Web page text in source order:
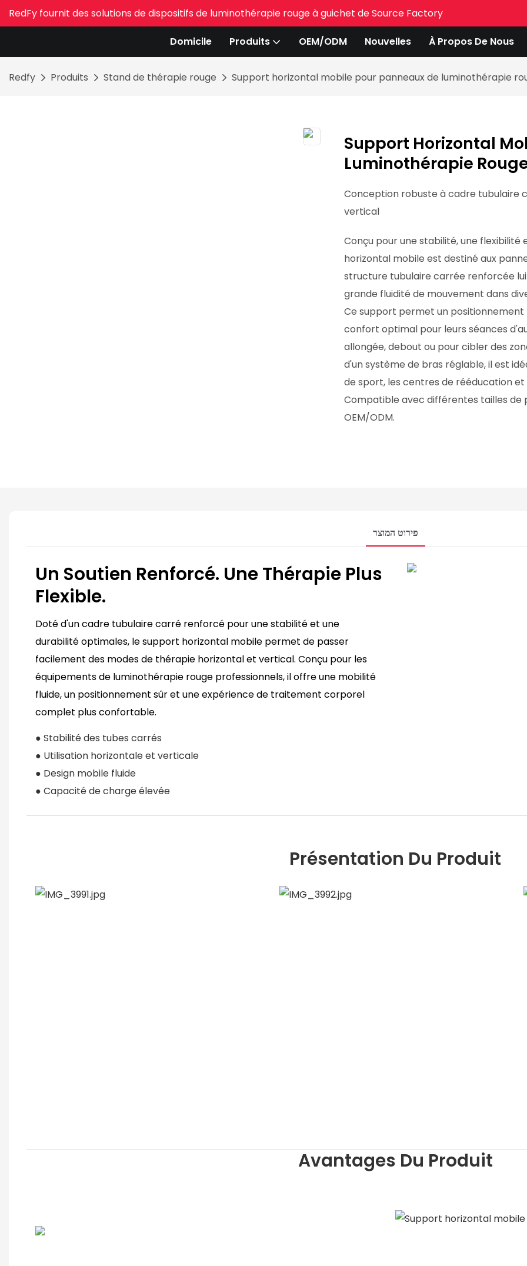
RedFy fournit des solutions de dispositifs de luminothérapie rouge à guichet de Source Factory
Domicile Produits OEM/ODM Nouvelles À Propos De Nous
Redfy Produits Stand de thérapie rouge Support horizontal mobile pour panneaux de luminothérapie
Support Horizontal
Luminothérapie
Conception robuste à cadre tubulaire
vertical
Conçu pour une stabilité, une
horizontal mobile est destiné aux
structure tubulaire carrée renforcée
grande fluidité de mouvement dans
Ce support permet un
confort optimal pour leurs séances
allongée, debout ou pour cibler des
d'un système de bras réglable, il est
de sport, les centres de rééducation
Compatible avec différentes tailles de
OEM/ODM.
פירוט המוצר
Un Soutien Renforcé. Une Thérapie Plus
Flexible.
Doté d'un cadre tubulaire carré renforcé pour une stabilité et une
durabilité optimales, le support horizontal mobile permet de passer
facilement des modes de thérapie horizontal et vertical. Conçu pour les
équipements de luminothérapie rouge professionnels, il offre une mobilité
fluide, un positionnement sûr et une expérience de traitement corporel
complet plus confortable.
● Stabilité des tubes carrés
● Utilisation horizontale et verticale
● Design mobile fluide
● Capacité de charge élevée
Présentation Du Produit
Avantages Du Produit